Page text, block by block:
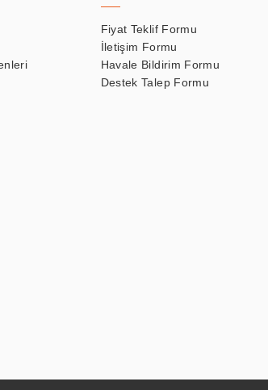
Fiyat Teklif Formu
İletişim Formu
Havale Bildirim Formu
Destek Talep Formu